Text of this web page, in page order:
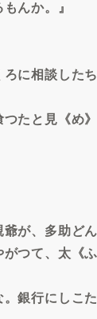
んか。』
に相談したち
たと見《め》
が、多助ど
つて、太《
銀行にしこ